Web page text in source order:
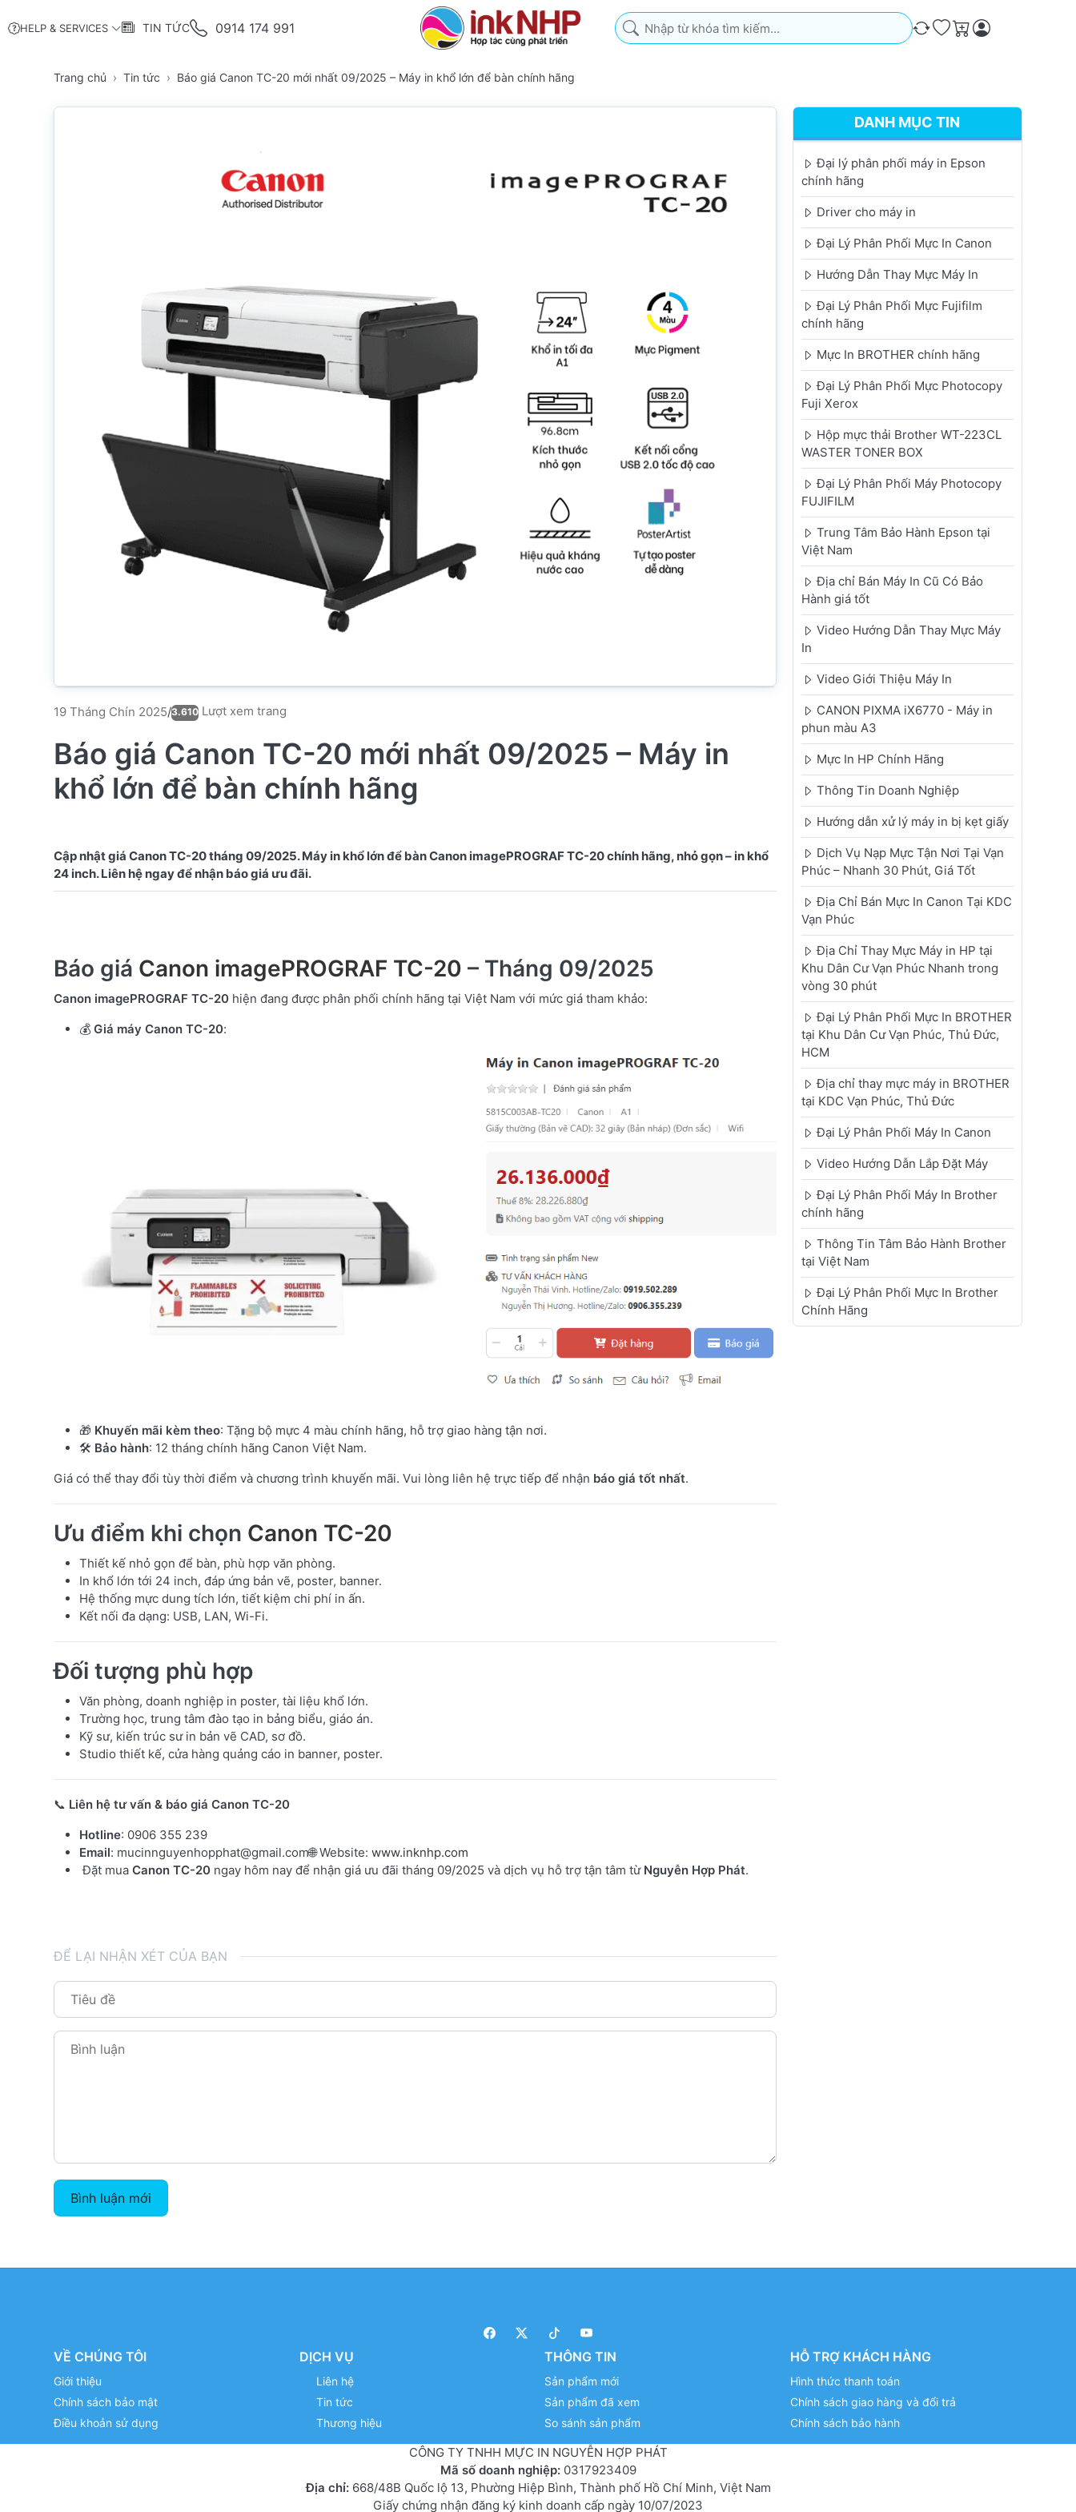
HELP & SERVICES TIN TỨC 0914 174 991
Nhập từ khóa tìm kiếm. Kết quả sẽ tự động xuất hiện khi bạn nhập. Nhấn phím
So sánh
Ưa thích
Giỏ hàng
Trang chủ Tin tức Báo giá Canon TC-20 mới nhất 09/2025 – Máy in khổ lớn để bàn chính hãng
19 Tháng Chín 2025/3.610 Lượt xem trang
Báo giá Canon TC-20 mới nhất 09/2025 – Máy in
khổ lớn để bàn chính hãng
Cập nhật giá Canon TC-20 tháng 09/2025. Máy in khổ lớn để bàn Canon imagePROGRAF TC-20 chính hãng, nhỏ gọn – in khổ
Báo giá Canon imagePROGRAF TC-20 – Tháng 09/2025
Canon imagePROGRAF TC-20 hiện đang được phân phối chính hãng tại Việt Nam với mức giá tham khảo:
💰 Giá máy Canon TC-20:
🎁 Khuyến mãi kèm theo: Tặng bộ mực 4 màu chính hãng, hỗ trợ giao hàng tận nơi.
🛠️ Bảo hành: 12 tháng chính hãng Canon Việt Nam.
Giá có thể thay đổi tùy thời điểm và chương trình khuyến mãi. Vui lòng liên hệ trực tiếp để nhận báo giá tốt nhất.
Ưu điểm khi chọn Canon TC-20
Thiết kế nhỏ gọn để bàn, phù hợp văn phòng.
In khổ lớn tới 24 inch, đáp ứng bản vẽ, poster, banner.
Hệ thống mực dung tích lớn, tiết kiệm chi phí in ấn.
Kết nối đa dạng: USB, LAN, Wi-Fi.
Đối tượng phù hợp
Văn phòng, doanh nghiệp in poster, tài liệu khổ lớn.
Trường học, trung tâm đào tạo in bảng biểu, giáo án.
Kỹ sư, kiến trúc sư in bản vẽ CAD, sơ đồ.
Studio thiết kế, cửa hàng quảng cáo in banner, poster.
📞 Liên hệ tư vấn & báo giá Canon TC-20
Hotline: 0906 355 239
Email: mucinnguyenhopphat@gmail.com🌐 Website: www.inknhp.com
Đặt mua Canon TC-20 ngay hôm nay để nhận giá ưu đãi tháng 09/2025 và dịch vụ hỗ trợ tận tâm từ Nguyễn Hợp Phát.
ĐỂ LẠI NHẬN XÉT CỦA BẠN
Bình luận mới
DANH MỤC TIN
Đại lý phân phối máy in Epson
chính hãng
Driver cho máy in
Đại Lý Phân Phối Mực In Canon
Hướng Dẫn Thay Mực Máy In
Đại Lý Phân Phối Mực Fujifilm
chính hãng
Mực In BROTHER chính hãng
Đại Lý Phân Phối Mực Photocopy
Fuji Xerox
Hộp mực thải Brother WT-223CL
WASTER TONER BOX
Đại Lý Phân Phối Máy Photocopy
FUJIFILM
Trung Tâm Bảo Hành Epson tại
Việt Nam
Địa chỉ Bán Máy In Cũ Có Bảo
Hành giá tốt
Video Hướng Dẫn Thay Mực Máy
In
Video Giới Thiệu Máy In
CANON PIXMA iX6770 - Máy in
phun màu A3
Mực In HP Chính Hãng
Thông Tin Doanh Nghiệp
Hướng dẫn xử lý máy in bị kẹt giấy
Dịch Vụ Nạp Mực Tận Nơi Tại Vạn
Phúc – Nhanh 30 Phút, Giá Tốt
Địa Chỉ Bán Mực In Canon Tại KDC
Vạn Phúc
Địa Chỉ Thay Mực Máy in HP tại
Khu Dân Cư Vạn Phúc Nhanh trong
vòng 30 phút
Đại Lý Phân Phối Mực In BROTHER
tại Khu Dân Cư Vạn Phúc, Thủ Đức,
HCM
Địa chỉ thay mực máy in BROTHER
tại KDC Vạn Phúc, Thủ Đức
Đại Lý Phân Phối Máy In Canon
Video Hướng Dẫn Lắp Đặt Máy
Đại Lý Phân Phối Máy In Brother
chính hãng
Thông Tin Tâm Bảo Hành Brother
tại Việt Nam
Đại Lý Phân Phối Mực In Brother
Chính Hãng
VỀ CHÚNG TÔI
Giới thiệu
Chính sách bảo mật
Điều khoản sử dụng
DỊCH VỤ
Liên hệ
Tin tức
Thương hiệu
THÔNG TIN
Sản phẩm mới
Sản phẩm đã xem
So sánh sản phẩm
HỖ TRỢ KHÁCH HÀNG
Hình thức thanh toán
Chính sách giao hàng và đổi trả
Chính sách bảo hành
CÔNG TY TNHH MỰC IN NGUYỄN HỢP PHÁT
Mã số doanh nghiệp: 0317923409
Địa chỉ:668/48B Quốc lộ 13, Phường Hiệp Bình, Thành phố Hồ Chí Minh, Việt Nam
Giấy chứng nhận đăng ký kinh doanh cấp ngày 10/07/2023